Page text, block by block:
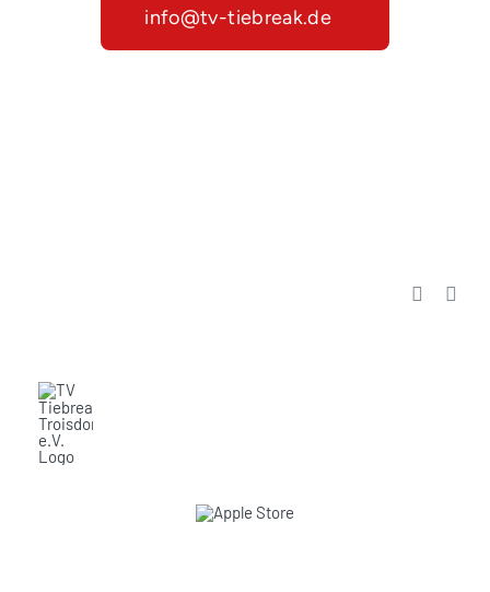
info@tv-tiebreak.de